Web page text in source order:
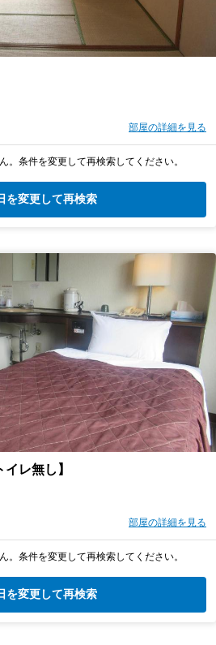
部屋の詳細を見る
。条件を変更して再検索してください。
を変更して再検索
レ無し】
部屋の詳細を見る
。条件を変更して再検索してください。
を変更して再検索